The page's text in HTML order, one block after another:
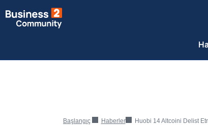
Başlangıç Haberler Huobi 14 Altcoini Delist